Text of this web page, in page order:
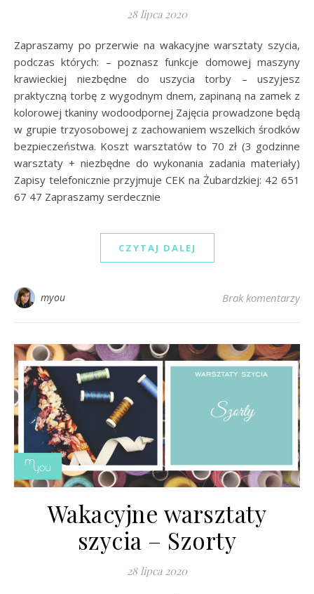
28 lipca 2020
Zapraszamy po przerwie na wakacyjne warsztaty szycia,
podczas których: – poznasz funkcje domowej maszyny
krawieckiej niezbędne do uszycia torby – uszyjesz
praktyczną torbę z wygodnym dnem, zapinaną na zamek z
kolorowej tkaniny wodoodpornej Zajęcia prowadzone będą
w grupie trzyosobowej z zachowaniem wszelkich środków
bezpieczeństwa. Koszt warsztatów to 70 zł (3 godzinne
warsztaty + niezbędne do wykonania zadania materiały)
Zapisy telefonicznie przyjmuje CEK na Żubardzkiej: 42 651
67 47 Zapraszamy serdecznie
CZYTAJ DALEJ
myou Brak komentarzy
Wakacyjne warsztaty
szycia – Szorty
28 lipca 2020